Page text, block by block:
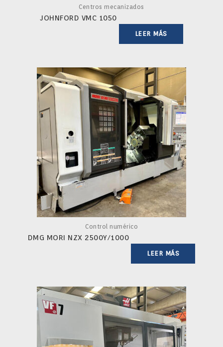
Centros mecanizados
JOHNFORD VMC 1050
LEER MÁS
Control numérico
DMG MORI NZX 2500Y/1000
LEER MÁS